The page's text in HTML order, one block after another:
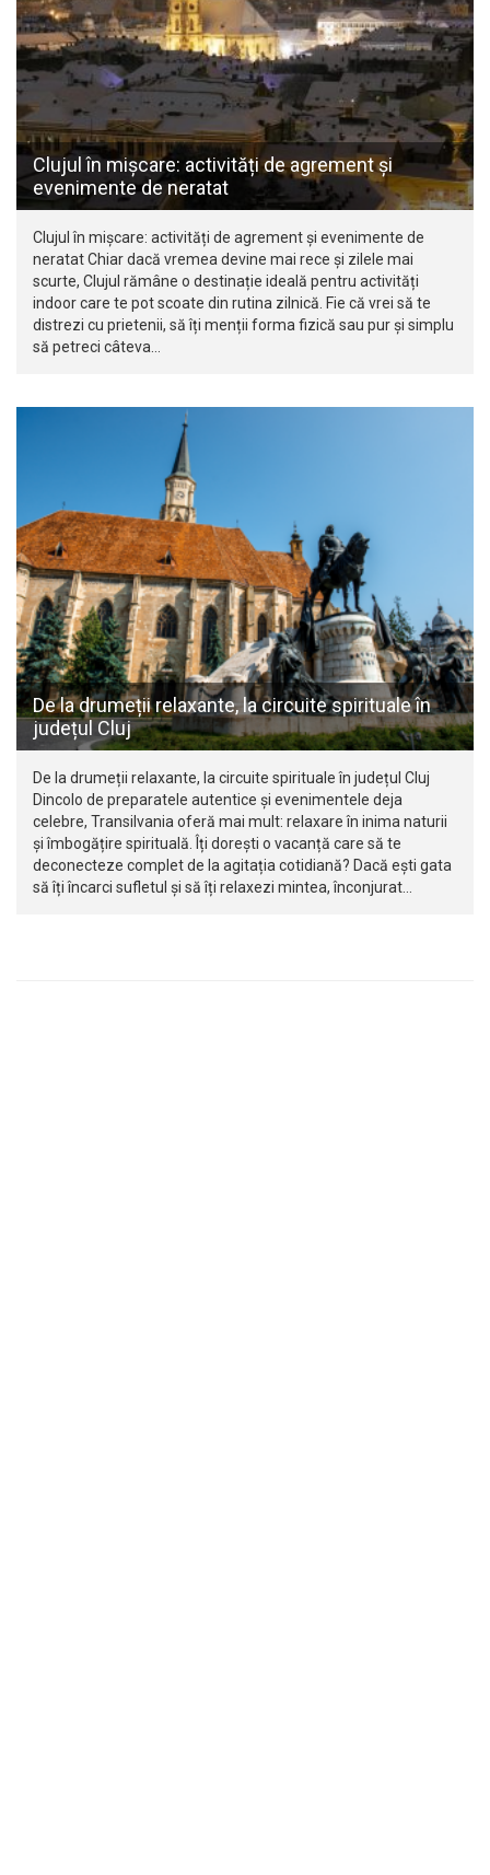
Clujul în mișcare: activități de agrement și
evenimente de neratat
Clujul în mișcare: activități de agrement și evenimente de
neratat Chiar dacă vremea devine mai rece și zilele mai
scurte, Clujul rămâne o destinație ideală pentru activități
indoor care te pot scoate din rutina zilnică. Fie că vrei să te
distrezi cu prietenii, să îți menții forma fizică sau pur și simplu
să petreci câteva…
De la drumeții relaxante, la circuite spirituale în
județul Cluj
De la drumeții relaxante, la circuite spirituale în județul Cluj
Dincolo de preparatele autentice și evenimentele deja
celebre, Transilvania oferă mai mult: relaxare în inima naturii
și îmbogățire spirituală. Îți dorești o vacanță care să te
deconecteze complet de la agitația cotidiană? Dacă ești gata
să îți încarci sufletul și să îți relaxezi mintea, înconjurat…